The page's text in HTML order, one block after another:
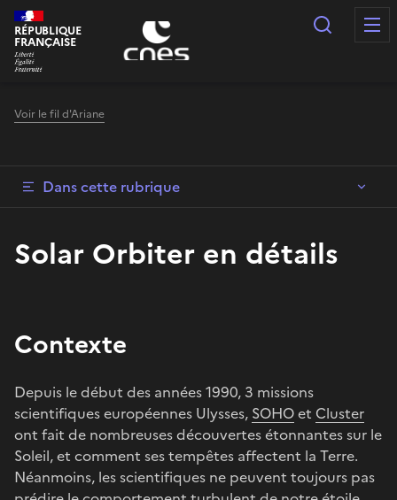
Panneau de gestion des cookies
RÉPUBLIQUE
FRANÇAISE
Voir le fil d'Ariane
Dans cette rubrique
Solar Orbiter en détails
Contexte
Depuis le début des années 1990, 3 missions
scientifiques européennes Ulysses, SOHOet Cluster
ont fait de nombreuses découvertes étonnantes sur le
Soleil, et comment ses tempêtes affectent la Terre.
Néanmoins, les scientifiques ne peuvent toujours pas